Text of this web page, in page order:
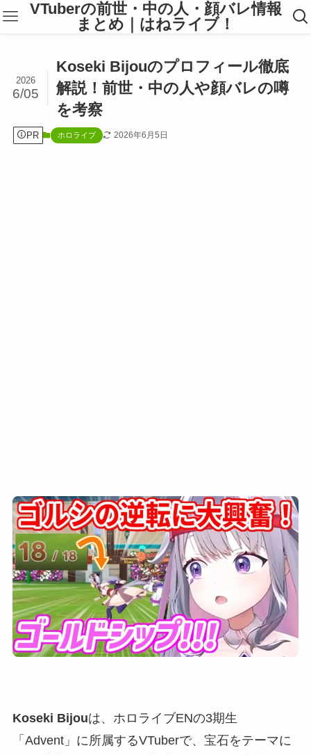
VTuberの前世・中の人・顔バレ情報
まとめ｜はねライブ！
Koseki Bijouのプロフィール徹底
解説！前世・中の人や顔バレの噂
を考察
2026
6/05
PR ホロライブ 2026年6月5日
Koseki Bijouは、ホロライブENの3期生
「Advent」に所属するVTuberで、宝石をテーマに